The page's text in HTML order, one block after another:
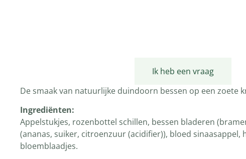
Ik heb een vraag
De smaak van natuurlijke duindoorn bessen op een
Ingrediënten:
Appelstukjes, rozenbottel schillen, bessen bladeren
(ananas, suiker, citroenzuur (acidifier)), bloed
bloemblaadjes.